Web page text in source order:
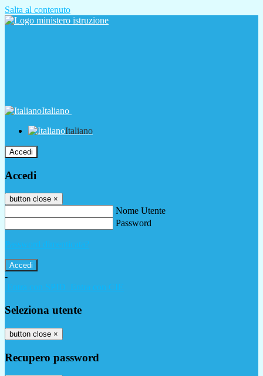
Salta al contenuto
Italiano
Italiano
Accedi
Accedi
button close ×
Nome Utente
Password
Password dimenticata?
-
Entra con SPID
Entra con CIE
Seleziona utente
button close ×
Recupero password